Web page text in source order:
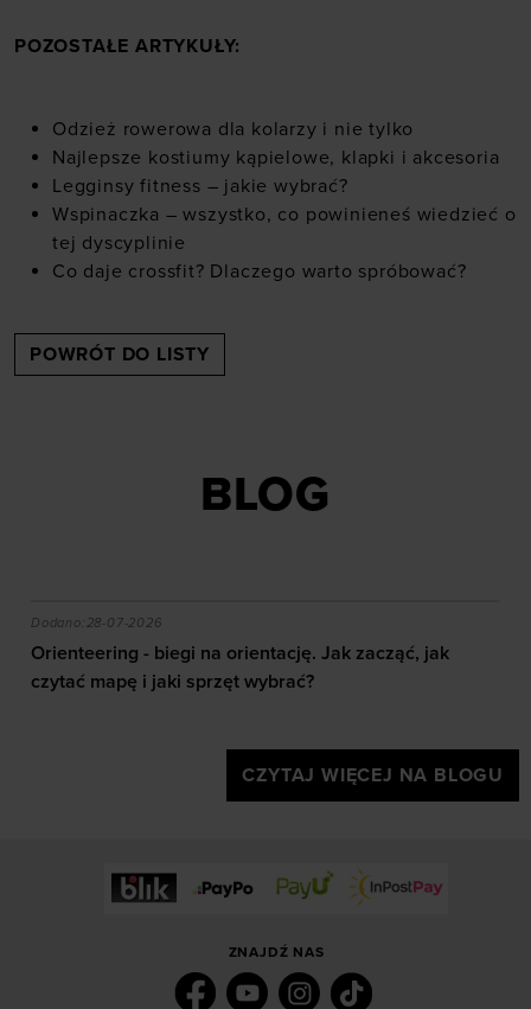
POZOSTAŁE ARTYKUŁY:
Odzież rowerowa dla kolarzy i nie tylko
Najlepsze kostiumy kąpielowe, klapki i akcesoria
Legginsy fitness – jakie wybrać?
Wspinaczka – wszystko, co powinieneś wiedzieć o
tej dyscyplinie
Co daje crossfit? Dlaczego warto spróbować?
POWRÓT DO LISTY
BLOG
efekty daje trening?
Orienteering - biegi na orientację. Jak zacząć, jak
Dodano:28-07-2026
Orienteering - biegi na orientację. Jak zacząć, jak
czytać mapę i jaki sprzęt wybrać?
CZYTAJ WIĘCEJ NA BLOGU
ZNAJDŹ NAS